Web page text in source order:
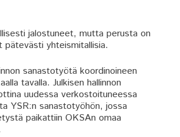
jalostuneet, mutta perusta on
pätevästi yhteismitallisia.
sanastotyötä koordinoineen
tavalla. Julkisen hallinnon
uudessa verkostoituneessa
YSR:n sanastotyöhön, jossa
paikattiin OKSAn omaa